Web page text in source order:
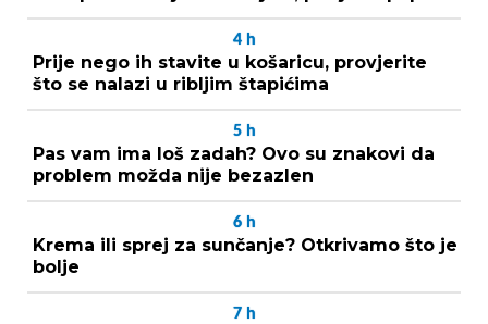
4 h
Prije nego ih stavite u košaricu, provjerite
što se nalazi u ribljim štapićima
5 h
Pas vam ima loš zadah? Ovo su znakovi da
problem možda nije bezazlen
6 h
Krema ili sprej za sunčanje? Otkrivamo što je
bolje
7 h